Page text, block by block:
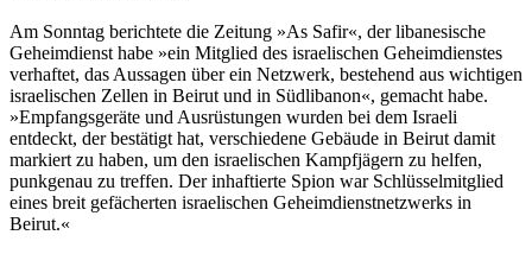
Am Sonntag berichtete die Zeitung »As Safir«, der libanesische
Geheimdienst habe »ein Mitglied des israelischen Geheimdienstes
verhaftet, das Aussagen über ein Netzwerk, bestehend aus wichtigen
israelischen Zellen in Beirut und in Südlibanon«, gemacht habe.
»Empfangsgeräte und Ausrüstungen wurden bei dem Israeli
entdeckt, der bestätigt hat, verschiedene Gebäude in Beirut damit
markiert zu haben, um den israelischen Kampfjägern zu helfen,
punkgenau zu treffen. Der inhaftierte Spion war Schlüsselmitglied
eines breit gefächerten israelischen Geheimdienstnetzwerks in
Beirut.«